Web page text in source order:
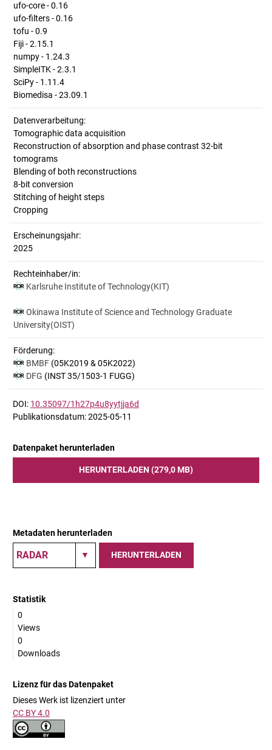
ufo-core - 0.16
ufo-filters - 0.16
tofu - 0.9
Fiji - 2.15.1
numpy - 1.24.3
SimpleITK - 2.3.1
SciPy - 1.11.4
Biomedisa - 23.09.1
Datenverarbeitung:
Tomographic data acquisition
Reconstruction of absorption and phase contrast 32-bit
tomograms
Blending of both reconstructions
8-bit conversion
Stitching of height steps
Cropping
Erscheinungsjahr:
2025
Rechteinhaber/in:
Karlsruhe Institute of Technology(KIT)
Okinawa Institute of Science and Technology Graduate
University(OIST)
Förderung:
BMBF (05K2019 & 05K2022)
DFG (INST 35/1503-1 FUGG)
DOI: 10.35097/1h27p4u8yytjja6d
Publikationsdatum: 2025-05-11
Datenpaket herunterladen
HERUNTERLADEN (279,0 MB)
Metadaten herunterladen
HERUNTERLADEN
Statistik
0
Views
0
Downloads
Lizenz für das Datenpaket
Dieses Werk ist lizenziert unter
CC BY 4.0